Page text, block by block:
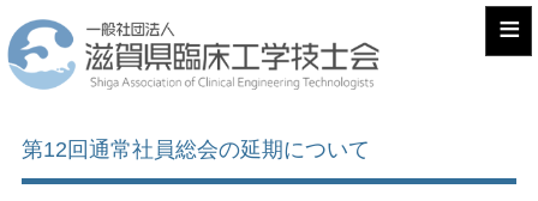
≡
第12回通常社員総会の延期について